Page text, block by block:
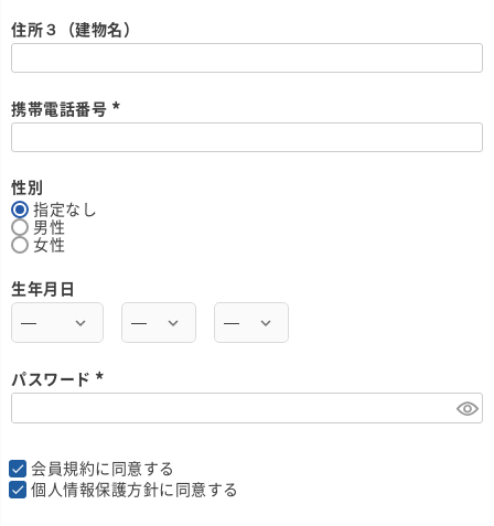
)
住所３（建物名）
携帯電話番号
必
性別
指定なし
男性
女性
生年月日
パスワード
会員規約に同意する
個人情報保護方針に同意する